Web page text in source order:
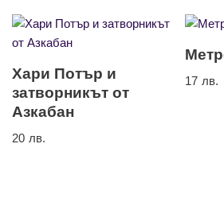
Хари Потър и
затворникът от
Азкабан
20 лв.
17 лв.